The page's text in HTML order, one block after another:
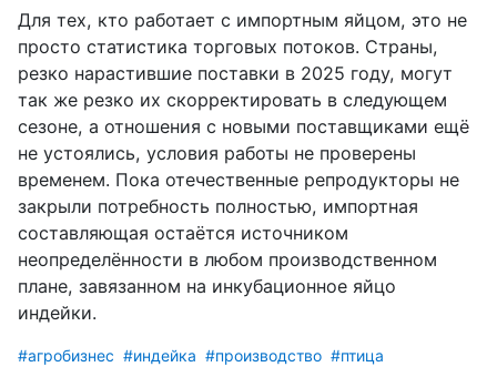
Для тех, кто работает с импортным яйцом, это не
просто статистика торговых потоков. Страны,
резко нарастившие поставки в 2025 году, могут
так же резко их скорректировать в следующем
сезоне, а отношения с новыми поставщиками ещё
не устоялись, условия работы не проверены
временем. Пока отечественные репродукторы не
закрыли потребность полностью, импортная
составляющая остаётся источником
неопределённости в любом производственном
плане, завязанном на инкубационное яйцо
индейки.
#агробизнес #индейка #производство #птица